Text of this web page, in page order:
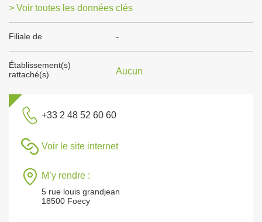
> Voir toutes les données clés
Filiale de -
Établissement(s)
rattaché(s)
Aucun
+33 2 48 52 60 60
Voir le site internet
M’y rendre :
5 rue louis grandjean
18500 Foecy